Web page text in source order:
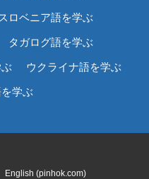
スロベニア語を学ぶ
タガログ語を学ぶ
ウクライナ語を学ぶ
学ぶ
English (pinhok.com)